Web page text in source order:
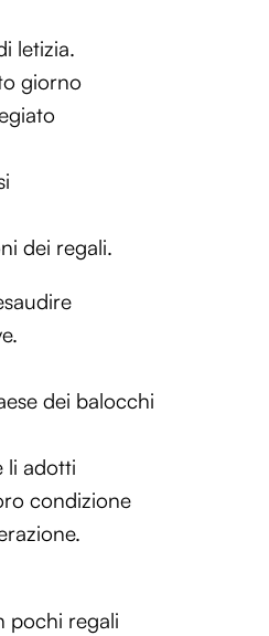
letizia.
giorno
dei regali.
dei balocchi
li adotti
condizione
pochi regali